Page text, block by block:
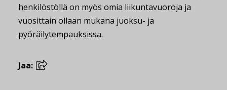
henkilöstöllä on myös omia liikuntavuoroja ja
vuosittain ollaan mukana juoksu- ja
pyöräilytempauksissa.
Jaa: